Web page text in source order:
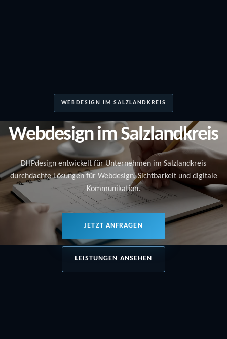
WEBDESIGN IM SALZLANDKREIS
Webdesign im Salzlandkreis
DHPdesign entwickelt für Unternehmen im Salzlandkreis
durchdachte Lösungen für Webdesign, Sichtbarkeit und digitale
Kommunikation.
JETZT ANFRAGEN
LEISTUNGEN ANSEHEN